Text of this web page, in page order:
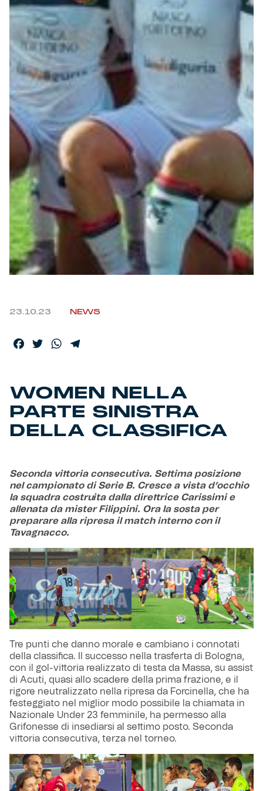
Robe di Kappa x Genoa
Vintage Collection
Red&Blue Voices
Kids
Accessori
Party
Outlet
Caffè Boasi x Genoa
Gift Card Online Store
23.10.23 NEWS
Facebook
TwitterWhatsApp
WOMEN NELLA
PARTE SINISTRA
DELLA CLASSIFICA
Seconda vittoria consecutiva. Settima posizione
nel campionato di Serie B. Cresce a vista d’occhio
la squadra costruita dalla direttrice Carissimi e
allenata da mister Filippini. Ora la sosta per
preparare alla ripresa il match interno con il
Tavagnacco.
Tre punti che danno morale e cambiano i connotati
della classifica. Il successo nella trasferta di Bologna,
con il gol-vittoria realizzato di testa da Massa, su assist
di Acuti, quasi allo scadere della prima frazione, e il
rigore neutralizzato nella ripresa da Forcinella, che ha
festeggiato nel miglior modo possibile la chiamata in
Nazionale Under 23 femminile, ha permesso alla
Grifonesse di insediarsi al settimo posto. Seconda
vittoria consecutiva, terza nel torneo.